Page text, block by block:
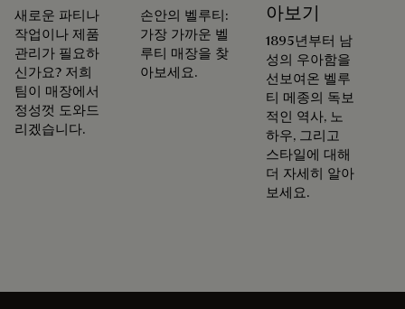
새로운 파티나
작업이나 제품
관리가 필요하
신가요? 저희
팀이 매장에서
정성껏 도와드
리겠습니다.
손안의 벨루티:
가장 가까운 벨
루티 매장을 찾
아보세요.
아보기
1895년부터 남
성의 우아함을
선보여온 벨루
티 메종의 독보
적인 역사, 노
하우, 그리고
스타일에 대해
더 자세히 알아
보세요.